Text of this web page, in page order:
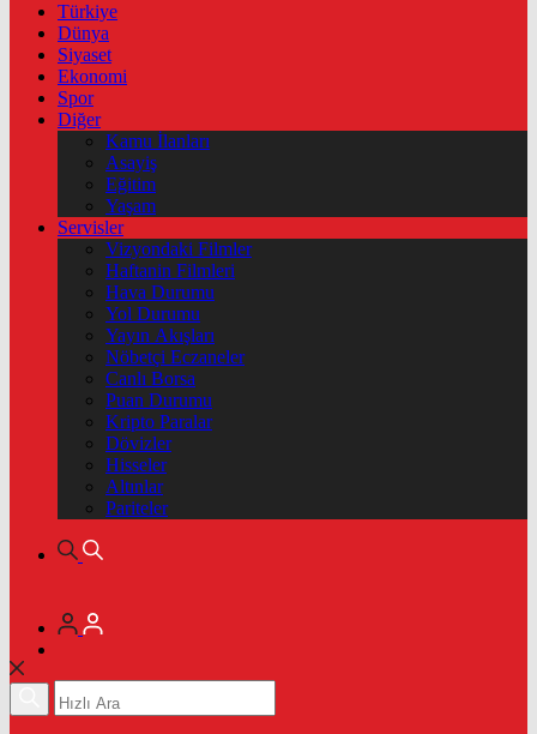
Türkiye
Dünya
Siyaset
Ekonomi
Spor
Diğer
Kamu İlanları
Asayiş
Eğitim
Yaşam
Servisler
Vizyondaki Filmler
Haftanin Filmleri
Hava Durumu
Yol Durumu
Yayın Akışları
Nöbetçi Eczaneler
Canlı Borsa
Puan Durumu
Kripto Paralar
Dövizler
Hisseler
Altınlar
Pariteler